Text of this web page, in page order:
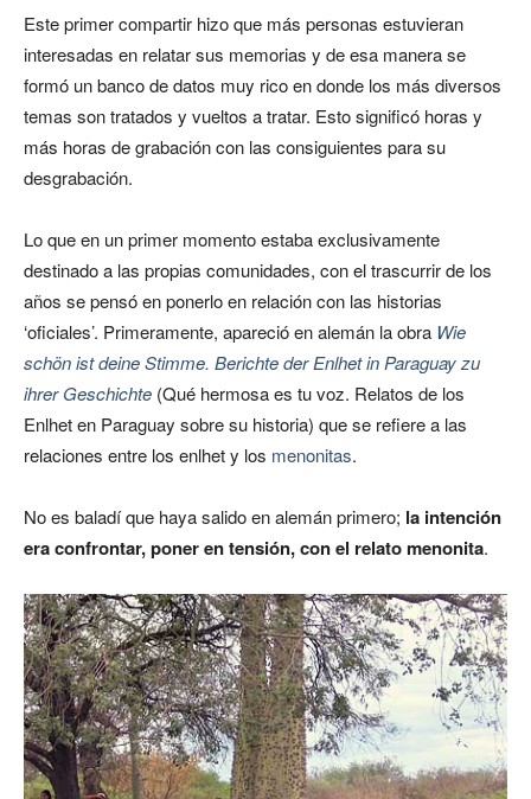
Este primer compartir hizo que más personas estuvieran
interesadas en relatar sus memorias y de esa manera se
formó un banco de datos muy rico en donde los más diversos
temas son tratados y vueltos a tratar. Esto significó horas y
más horas de grabación con las consiguientes para su
desgrabación.
Lo que en un primer momento estaba exclusivamente
destinado a las propias comunidades, con el trascurrir de los
años se pensó en ponerlo en relación con las historias
‘oficiales’. Primeramente, apareció en alemán la obra Wie
schön ist deine Stimme. Berichte der Enlhet in Paraguay zu
ihrer Geschichte (Qué hermosa es tu voz. Relatos de los
Enlhet en Paraguay sobre su historia) que se refiere a las
relaciones entre los enlhet y los menonitas.
No es baladí que haya salido en alemán primero; la intención
era confrontar, poner en tensión, con el relato menonita.